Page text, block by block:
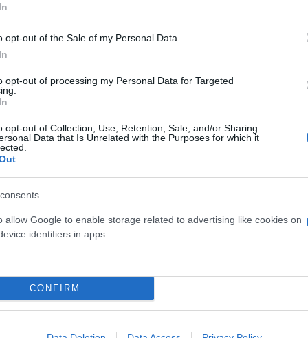
opt-out of the Sale of my Personal Data.
opt-out of processing my Personal Data for Targeted
opt-out of Collection, Use, Retention, Sale, and/or Sharing
Data that Is Unrelated with the Purposes for which it
allow Google to enable storage related to advertising like cookies on
identifiers in apps.
CONFIRM
μειώσεων φόρων ύψους 1
ζωής και της ακρίβειας, ο Κυβερνητικός
τόνισε την αξιοπιστία της κυβέρνησης που
χώρος για νέες ελαφρύνσεις: καθώς
η ανακοίνωση ενός σημαντικού πακέτου
χώρος αγγίζει το1 δισεκατομμύριο ευρώ
του ΑΕΠ) και των εξαγωγών (στο 40% του ΑΕΠ),
πλέον εργάζονται και εισφέρουν στα δημόσια